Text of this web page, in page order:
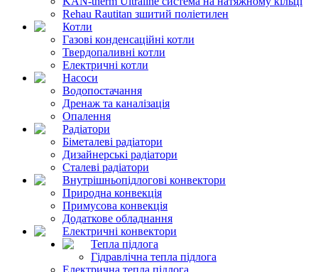
Rehau Rautitan зшитий поліетилен
Котли
Газові конденсаційні котли
Твердопаливні котли
Електричні котли
Насоси
Водопостачання
Дренаж та каналізація
Опалення
Радіатори
Біметалеві радіатори
Дизайнерські радіатори
Сталеві радіатори
Внутрішньопідлогові конвектори
Природна конвекція
Примусова конвекція
Додаткове обладнання
Електричні конвектори
Тепла підлога
Гідравлічна тепла підлога
Електрична тепла підлога